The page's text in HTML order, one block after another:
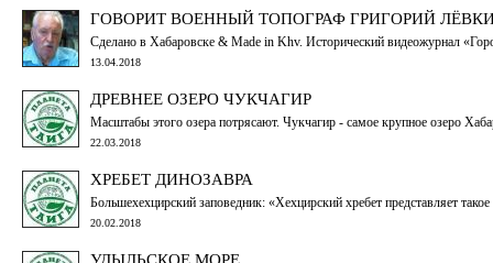
ГОВОРИТ ВОЕННЫЙ ТОПОГРАФ ГРИГОРИЙ
Сделано в Хабаровске & Made in Khv. Исторический видеожурнал
13.04.2018
ДРЕВНЕЕ ОЗЕРО ЧУКЧАГИР
Масштабы этого озера потрясают. Чукчагир - самое крупное озеро
22.03.2018
ХРЕБЕТ ДИНОЗАВРА
Большехехцирский заповедник: «Хехцирский хребет представляет
20.02.2018